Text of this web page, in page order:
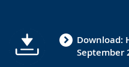
wird
angezeigt.
Download:
September